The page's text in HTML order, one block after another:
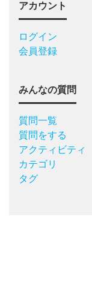
アカウント
ログイン
会員登録
みんなの質問
質問一覧
質問をする
アクティビティ
カテゴリ
タグ